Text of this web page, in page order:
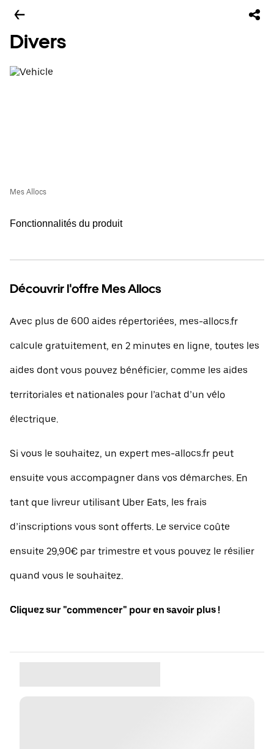
Divers
Mes Allocs
Fonctionnalités du produit
Découvrir l'offre Mes Allocs
Avec plus de 600 aides répertoriées, mes-allocs.fr
calcule gratuitement, en 2 minutes en ligne, toutes les
aides dont vous pouvez bénéficier, comme les aides
territoriales et nationales pour l’achat d’un vélo
électrique.
Si vous le souhaitez, un expert mes-allocs.fr peut
ensuite vous accompagner dans vos démarches. En
tant que livreur utilisant Uber Eats, les frais
d’inscriptions vous sont offerts. Le service coûte
ensuite 29,90€ par trimestre et vous pouvez le résilier
quand vous le souhaitez.
Cliquez sur "commencer" pour en savoir plus !